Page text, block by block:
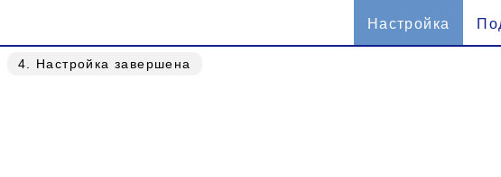
Настройка
4 . Настройка завершена